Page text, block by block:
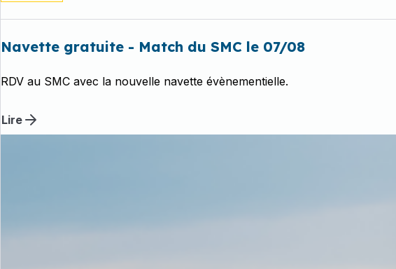
Navette gratuite - Match du SMC le 07/08
RDV au SMC avec la nouvelle navette évènementielle.
Lire